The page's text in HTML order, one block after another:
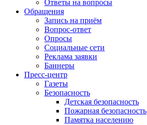
Ответы на вопросы
Обращения
Запись на приём
Вопрос-ответ
Опросы
Социальные сети
Реклама заявки
Баннеры
Пресс-центр
Газеты
Безопасность
Детская безопасность
Пожарная безопасность
Памятка населению